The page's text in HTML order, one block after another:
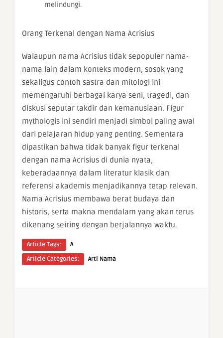
melindungi.
Orang Terkenal dengan Nama Acrisius
Walaupun nama Acrisius tidak sepopuler nama-
nama lain dalam konteks modern, sosok yang
sekaligus contoh sastra dan mitologi ini
memengaruhi berbagai karya seni, tragedi, dan
diskusi seputar takdir dan kemanusiaan. Figur
mythologis ini sendiri menjadi simbol paling awal
dari pelajaran hidup yang penting. Sementara
dipastikan bahwa tidak banyak figur terkenal
dengan nama Acrisius di dunia nyata,
keberadaannya dalam literatur klasik dan
referensi akademis menjadikannya tetap relevan.
Nama Acrisius membawa berat budaya dan
historis, serta makna mendalam yang akan terus
dikenang seiring dengan berjalannya waktu.
Article Tags:
A
Article Categories:
Arti Nama